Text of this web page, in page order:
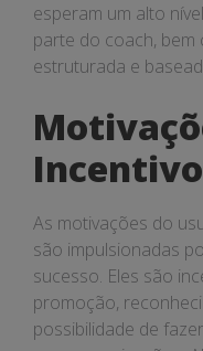
esperam um alto
parte do coach,
estruturada e
As motivações do
são impulsionadas
sucesso. Eles são
promoção,
possibilidade de